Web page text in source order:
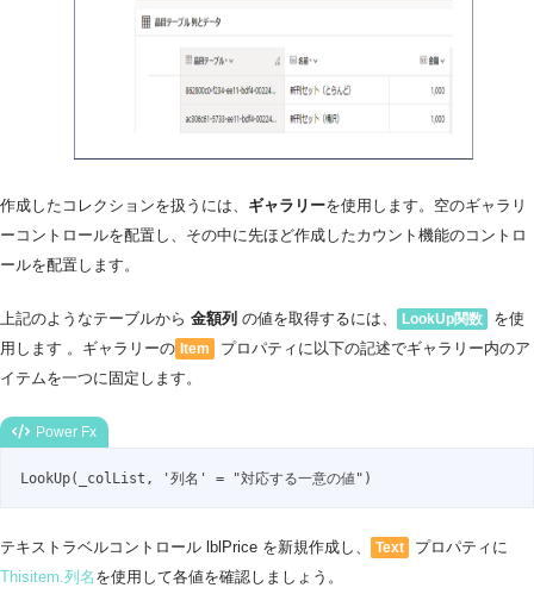
作成したコレクションを扱うには、 ギャラリーを使用します。空のギャラリ
ーコントロールを配置し、その中に先ほど作成したカウント機能のコントロ
ールを配置します。
上記のようなテーブルから 金額列 の値を取得するには、 LookUp関数
を使
用します 。ギャラリーの Item
プロパティに以下の記述でギャラリー内のア
イテムを一つに固定します。
Power Fx
LookUp(_colList, '列名' = "対応する一意の値")
テキストラベルコントロール lblPrice を新規作成し、 Text
プロパティに
Thisitem.列名 を使用して各値を確認しましょう。